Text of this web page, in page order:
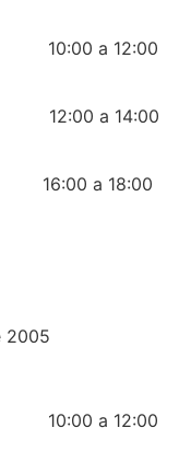
10:00 a 12:00
12:00 a 14:00
16:00 a 18:00
2005
10:00 a 12:00